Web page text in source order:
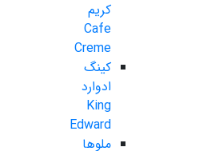
کریم
Cafe
Creme
کینگ
ادوارد
King
Edward
ملوها